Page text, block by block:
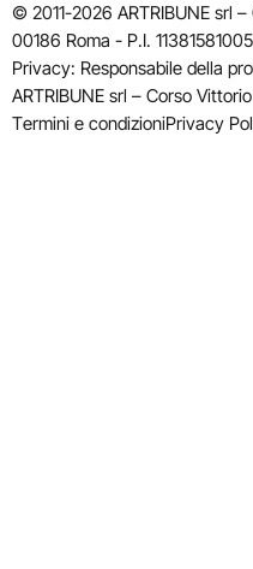
© 2011-2026 ARTRIBUNE srl
00186 Roma - P.I. 11381581005
Privacy: Responsabile della
ARTRIBUNE srl – Corso
Termini e condizioniPrivacy